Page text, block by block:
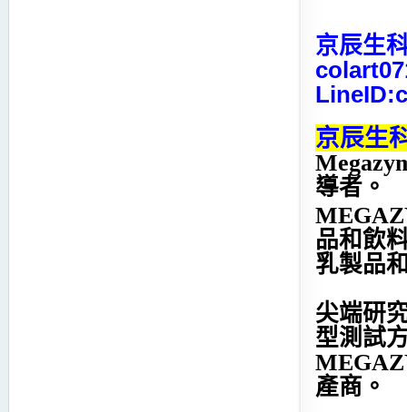
京辰生
京辰生
導者。
品和飲
乳製品
尖端研
型測試
產商。